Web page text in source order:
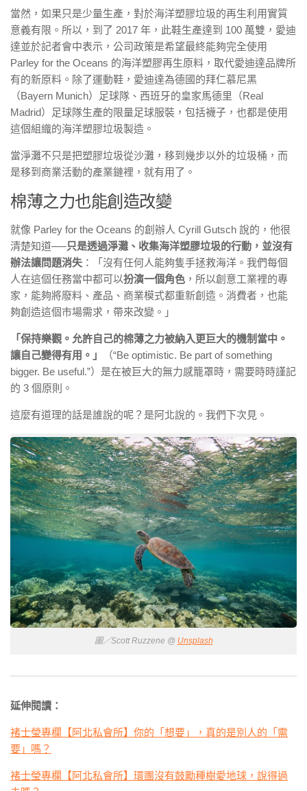
當然，如果只是少量生產，對於海洋塑膠垃圾的再生利用實質
意義有限。所以，到了 2017 年，此鞋生產達到 100 萬雙，愛迪
達並於記者會中表示，公司政策是希望最終能夠完全使用
Parley for the Oceans 的海洋塑膠再生原料，取代愛迪達品牌所
有的新原料。除了運動鞋，愛迪達為德國的拜仁慕尼黑
（Bayern Munich）足球隊、西班牙的皇家馬德里（Real
Madrid）足球隊生產的限量足球服裝，包括襪子，也都是使用
這個組織的海洋塑膠垃圾製造。
當淨灘不只是把塑膠垃圾從沙灘，移到幾步以外的垃圾桶，而
是移到商業活動的產業鏈裡，就有用了。
棉薄之力也能創造改變
就像 Parley for the Oceans 的創辦人 Cyrill Gutsch 說的，他很
清楚知道──只是透過淨灘、收集海洋塑膠垃圾的行動，並沒有
辦法讓問題消失 ：「沒有任何人能夠隻手拯救海洋。我們每個
人在這個任務當中都可以扮演一個角色 ，所以創意工業裡的專
家，能夠將廢料、產品、商業模式都重新創造。消費者，也能
夠創造這個市場需求，帶來改變。」
「保持樂觀。允許自己的棉薄之力被納入更巨大的機制當中。
讓自己變得有用。」
（“Be optimistic. Be part of something
bigger. Be useful.”）是在被巨大的無力感籠罩時，需要時時謹記
的 3 個原則。
這麼有道理的話是誰說的呢？是阿北說的。我們下次見。
圖／Scott Ruzzene @ Unsplash
延伸閱讀：
褚士瑩專欄【阿北私會所】你的「想要」，真的是別人的「需
要」嗎？
褚士瑩專欄【阿北私會所】環團沒有鼓勵種樹愛地球，說得過